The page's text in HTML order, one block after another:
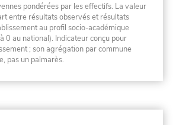
pondérées par les effectifs. La valeur
entre résultats observés et résultats
au profil socio-académique
0 au national). Indicateur conçu pour
; son agrégation par commune
pas un palmarès.